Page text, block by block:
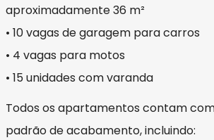
aproximadamente 36 m²
• 10 vagas de garagem para carros
• 4 vagas para motos
• 15 unidades com varanda
Todos os apartamentos contam
padrão de acabamento, incluindo: